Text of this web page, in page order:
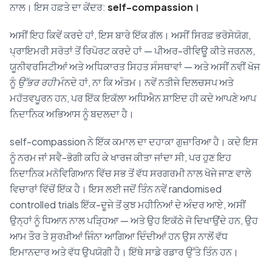
ਨਾਲ। ਇਸ ਹਫ਼ਤੇ ਦਾ ਕੇਂਦਰ: self-compassion।
ਅਸੀਂ ਇਹ ਕਿਵੇਂ ਕਰਦੇ ਹਾਂ, ਇਸ ਬਾਰੇ ਇੱਕ ਗੱਲ। ਅਸੀਂ ਸਿਰਫ਼ ਭਰੋਸੇਯੋਗ,
ਪ੍ਰਾਇਮਰੀ ਸਰੋਤਾਂ ਤੋਂ ਰਿਪੋਰਟ ਕਰਦੇ ਹਾਂ — ਪੀਅਰ-ਰੀਵਿਊ ਕੀਤੇ ਜਰਨਲ,
ਯੂਨੀਵਰਸਿਟੀਆਂ ਅਤੇ ਅਧਿਕਾਰਤ ਸਿਹਤ ਸੰਸਥਾਵਾਂ — ਅਤੇ ਅਸੀਂ ਨਵੀਂ ਖੋਜ
ਨੂੰਉੱਭਰ ਰਹੀਮੰਨਦੇ ਹਾਂ, ਨਾ ਕਿ ਅੰਤਮ। ਨਵੇਂ ਨਤੀਜੇ ਦਿਲਚਸਪ ਅਤੇ
ਮਹੱਤਵਪੂਰਨ ਹਨ, ਪਰ ਇੱਕ ਇਕੱਲਾ ਅਧਿਐਨ ਸ਼ਾਇਦ ਹੀ ਕਦੇ ਆਪਣੇ ਆਪ
ਨਿਦਾਨਿਕ ਅਭਿਆਸ ਨੂੰ ਬਦਲਦਾ ਹੈ।
self-compassion ਨੇ ਇੱਕ ਕਮਾਲ ਦਾ ਦਹਾਕਾ ਗੁਜ਼ਾਰਿਆ ਹੈ। ਕਦੇ ਇਸ
ਨੂੰ ਨਰਮ ਜਾਂ ਸਵੈ-ਭੋਗੀ ਕਹਿ ਕੇ ਖਾਰਜ ਕੀਤਾ ਜਾਂਦਾ ਸੀ, ਪਰ ਹੁਣ ਇਹ
ਨਿਦਾਨਿਕ ਮਨੋਵਿਗਿਆਨ ਵਿੱਚ ਸਭ ਤੋਂ ਵੱਧ ਸਰਗਰਮੀ ਨਾਲ ਖੋਜੇ ਜਾਣ ਵਾਲੇ
ਵਿਚਾਰਾਂ ਵਿੱਚੋਂ ਇੱਕ ਹੈ। ਇਸ ਲਈ ਜਦੋਂ ਤਿੰਨ ਨਵੇਂ randomised
controlled trials ਇੱਕ-ਦੂਜੇ ਤੋਂ ਕੁਝ ਮਹੀਨਿਆਂ ਦੇ ਅੰਦਰ ਆਏ, ਅਸੀਂ
ਉਨ੍ਹਾਂ ਨੂੰ ਧਿਆਨ ਨਾਲ ਪੜ੍ਹਿਆ — ਅਤੇ ਉਹ ਇਕੱਠੇ ਜੋ ਦਿਖਾਉਂਦੇ ਹਨ, ਉਹ
ਆਮ ਤੌਰ ਤੇ ਸੁਰਖ਼ੀਆਂ ਜਿੰਨਾ ਆਗਿਆ ਦਿੰਦੀਆਂ ਹਨ ਉਸ ਨਾਲੋਂ ਵੱਧ
ਇਮਾਨਦਾਰ ਅਤੇ ਵੱਧ ਉਪਯੋਗੀ ਹੈ। ਇੱਥੇ ਸਾਡੇ ਰਡਾਰ ਉੱਤੇ ਤਿੰਨ ਹਨ।